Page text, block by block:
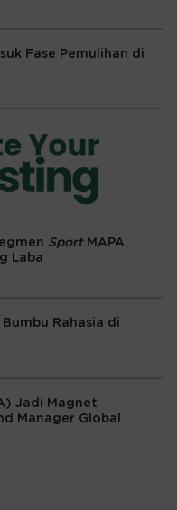
Fase Pemulihan di
Sport MAPA
Laba
Rahasia di
Jadi Magnet
Manager Global